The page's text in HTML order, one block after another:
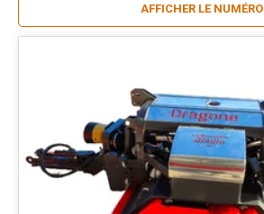
AFFICHER LE NUMÉRO